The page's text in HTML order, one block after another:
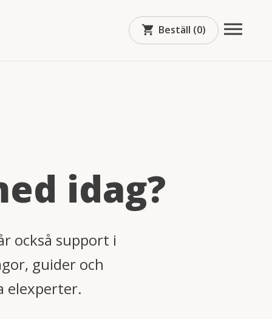
shopping_cart Beställ (0)
idag?
också support i
guider och
elexperter.